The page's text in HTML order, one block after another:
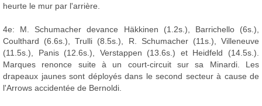
heurte le mur par l'arrière.
4e: M. Schumacher devance Häkkinen (1.2s.), Barrichello (6s.),
Coulthard (6.6s.), Trulli (8.5s.), R. Schumacher (11s.), Villeneuve
(11.5s.), Panis (12.6s.), Verstappen (13.6s.) et Heidfeld (14.5s.).
Marques renonce suite à un court-circuit sur sa Minardi. Les
drapeaux jaunes sont déployés dans le second secteur à cause de
l'Arrows accidentée de Bernoldi.